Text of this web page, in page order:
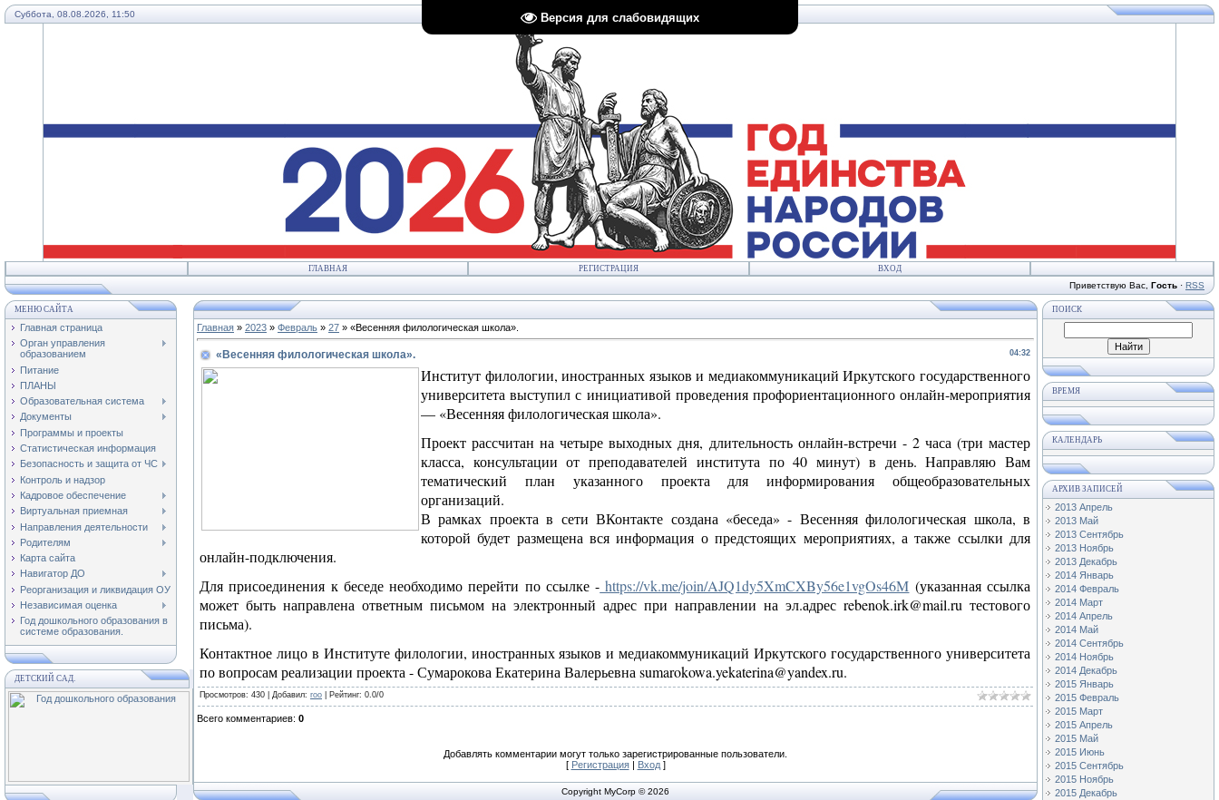
Версия для слабовидящих
Суббота, 08.08.2026, 11:50
ГЛАВНАЯ РЕГИСТРАЦИЯ ВХОД
Приветствую Вас Гость · RSS
МЕНЮ САЙТА
Главная страница
Орган управления
образованием
Питание
ПЛАНЫ
Образовательная система
Документы
Программы и проекты
Статистическая информация
Безопасность и защита от ЧС
Контроль и надзор
Кадровое обеспечение
Виртуальная приемная
Направления деятельности
Родителям
Карта сайта
Навигатор ДО
Реорганизация и ликвидация ОУ
Независимая оценка
Год дошкольного образования в
системе образования.
ДЕТСКИЙ САД.
Главная » 2023 » Февраль » 27 » «Весенняя филологическая школа».
04:32
«Весенняя филологическая школа».
Институт филологии, иностранных языков и медиакоммуникаций Иркутского государственного
университета выступил с инициативой проведения профориентационного онлайн-мероприятия
— «Весенняя филологическая школа».
Проект рассчитан на четыре выходных дня, длительность онлайн-встречи - 2 часа (три мастер
класса, консультации от преподавателей института по 40 минут) в день. Направляю Вам
тематический план указанного проекта для информирования общеобразовательных
организаций.
В рамках проекта в сети ВКонтакте создана «беседа» - Весенняя филологическая школа, в
которой будет размещена вся информация о предстоящих мероприятиях, а также ссылки для
онлайн-подключения.
Для присоединения к беседе необходимо перейти по ссылке - https://vk.me/join/AJQ1dy5XmCXBy56e1vgOs46M (указанная ссылка
может быть направлена ответным письмом на электронный адрес при направлении на эл.адрес rebenok.irk@mail.ru тестового
письма).
Контактное лицо в Институте филологии, иностранных языков и медиакоммуникаций Иркутского государственного университета
по вопросам реализации проекта - Сумарокова Екатерина Валерьевна sumarokowa.yekaterina@yandex.ru.
Просмотров: 430 | Добавил: roo Рейтинг: 0.0/0
Всего комментариев: 0
Добавлять комментарии могут только зарегистрированные пользователи.
[ Регистрация| Вход]
Copyright MyCorp © 2026
ПОИСК
ВРЕМЯ
КАЛЕНДАРЬ
АРХИВ ЗАПИСЕЙ
2013 Апрель
2013 Май
2013 Сентябрь
2013 Ноябрь
2013 Декабрь
2014 Январь
2014 Февраль
2014 Март
2014 Апрель
2014 Май
2014 Сентябрь
2014 Ноябрь
2014 Декабрь
2015 Январь
2015 Февраль
2015 Март
2015 Апрель
2015 Май
2015 Июнь
2015 Сентябрь
2015 Ноябрь
2015 Декабрь